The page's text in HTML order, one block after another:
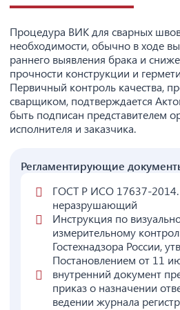
Процедура ВИК для сварных
необходимости, обычно в ходе
раннего выявления брака и
прочности конструкции и
Первичный контроль качества,
сварщиком, подтверждается
быть подписан представителем
исполнителя и заказчика.
Регламентирующие
ГОСТ Р ИСО 17637-2014.
неразрушающий
Инструкция по
измерительному
Гостехнадзора России,
Постановлением от 11
внутренний документ
приказ о назначении
ведении журнала